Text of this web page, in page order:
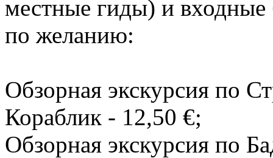
местные гиды) и входные
по желанию:
Обзорная экскурсия по
Кораблик - 12,50 €;
Обзорная экскурсия по